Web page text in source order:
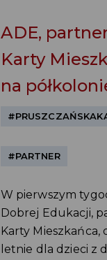
ADE,
Karty
na
#PARTNER
W pierwszym
Dobrej Edukacji,
Karty Mieszkańca,
letnie dla dzieci z